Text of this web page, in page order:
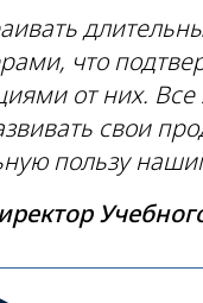
что
от них. Все
свои
пользу